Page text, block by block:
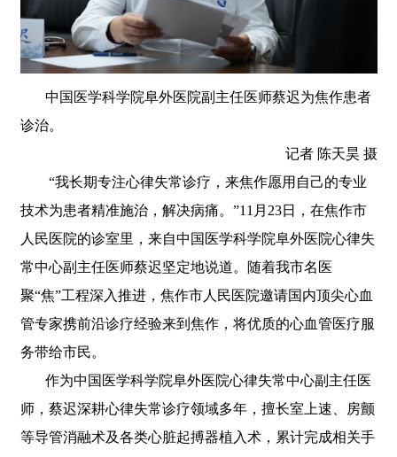
中国医学科学院阜外医院副主任医师蔡迟为焦作患者
诊治。
记者 陈天昊 摄
“我长期专注心律失常诊疗，来焦作愿用自己的专业
技术为患者精准施治，解决病痛。”11月23日，在焦作市
人民医院的诊室里，来自中国医学科学院阜外医院心律失
常中心副主任医师蔡迟坚定地说道。随着我市名医
聚“焦”工程深入推进，焦作市人民医院邀请国内顶尖心血
管专家携前沿诊疗经验来到焦作，将优质的心血管医疗服
务带给市民。
作为中国医学科学院阜外医院心律失常中心副主任医
师，蔡迟深耕心律失常诊疗领域多年，擅长室上速、房颤
等导管消融术及各类心脏起搏器植入术，累计完成相关手